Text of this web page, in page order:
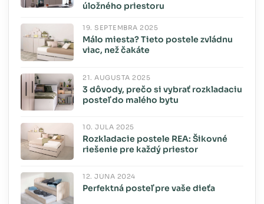
úložného priestoru
19. SEPTEMBRA 2025
Málo miesta? Tieto postele zvládnu
viac, než čakáte
21. AUGUSTA 2025
3 dôvody, prečo si vybrať rozkladaciu
posteľ do malého bytu
10. JÚLA 2025
Rozkladacie postele REA: Šikovné
riešenie pre každý priestor
12. JÚNA 2024
Perfektná posteľ pre vaše dieťa